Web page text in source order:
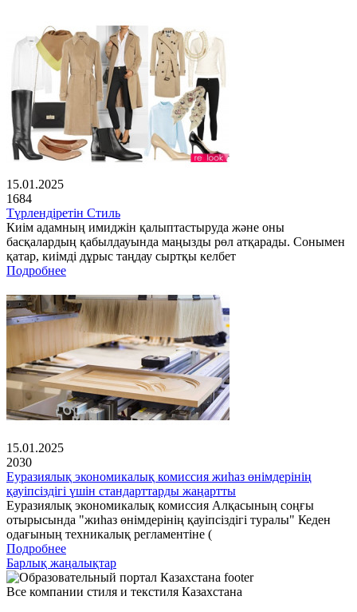
15.01.2025
1684
Түрлендіретін Стиль
Киім адамның имиджін қалыптастыруда және оны
басқалардың қабылдауында маңызды рөл атқарады. Сонымен
қатар, киімді дұрыс таңдау сыртқы келбет
Подробнее
15.01.2025
2030
Еуразиялық экономикалық комиссия жиһаз өнімдерінің
қауіпсіздігі үшін стандарттарды жаңартты
Еуразиялық экономикалық комиссия Алқасының соңғы
отырысында "жиһаз өнімдерінің қауіпсіздігі туралы" Кеден
одағының техникалық регламентіне (
Подробнее
Барлық жаңалықтар
Все компании стиля и текстиля Казахстана